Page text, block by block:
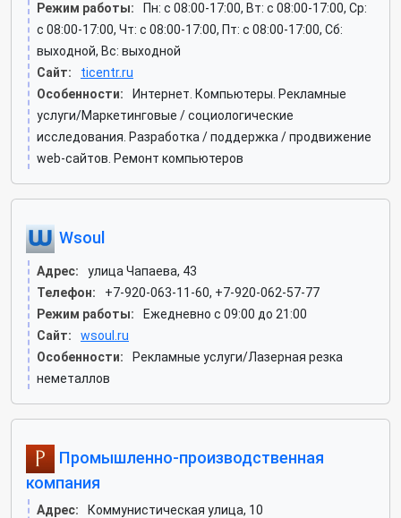
Режим работы:
Пн: c 08:00-17:00, Вт: c 08:00-17:00, Ср:
c 08:00-17:00, Чт: c 08:00-17:00, Пт: c 08:00-17:00, Сб:
выходной, Вс: выходной
Сайт:
ticentr.ru
Особенности:
Интернет. Компьютеры. Рекламные
услуги/Маркетинговые / социологические
исследования. Разработка / поддержка / продвижение
web-сайтов. Ремонт компьютеров
Wsoul
Адрес:
улица Чапаева, 43
Телефон:
+7-920-063-11-60, +7-920-062-57-77
Режим работы:
Ежедневно с 09:00 до 21:00
Сайт:
wsoul.ru
Особенности:
Рекламные услуги/Лазерная резка
неметаллов
Промышленно-производственная
компания
Адрес:
Коммунистическая улица, 10